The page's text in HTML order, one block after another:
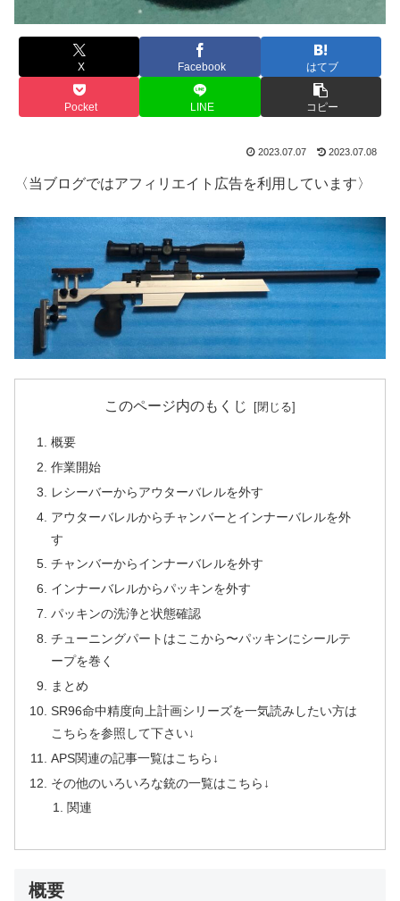
X Facebook はてブ
Pocket LINE コピー
2023.07.07 2023.07.08
〈当ブログではアフィリエイト広告を利用しています〉
このページ内のもくじ
概要
作業開始
レシーバーからアウターバレルを外す
アウターバレルからチャンバーとインナーバレルを外
す
チャンバーからインナーバレルを外す
インナーバレルからパッキンを外す
パッキンの洗浄と状態確認
チューニングパートはここから〜パッキンにシールテ
ープを巻く
まとめ
SR96命中精度向上計画シリーズを一気読みしたい方は
こちらを参照して下さい↓
APS関連の記事一覧はこちら↓
その他のいろいろな銃の一覧はこちら↓
関連
概要